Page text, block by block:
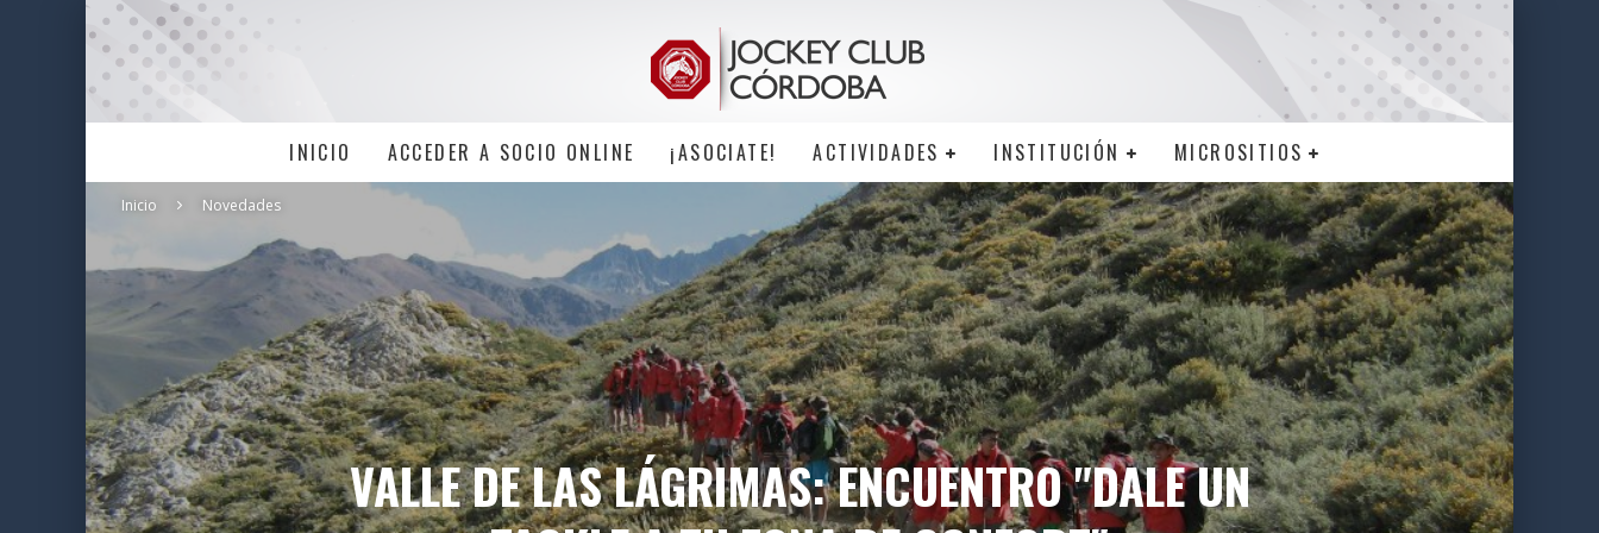
INICIO ACCEDER A SOCIO ONLINE ¡ASOCIATE! ACTIVIDADES INSTITUCIÓN MICROSITIOS
Inicio Novedades
VALLE DE LAS LÁGRIMAS: ENCUENTRO "DALE UN